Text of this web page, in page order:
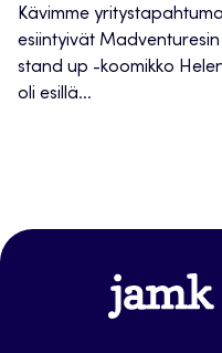
Kävimme
esiintyivät Madventuresin
stand up -koomikko
oli esillä...
www.jamk.fi